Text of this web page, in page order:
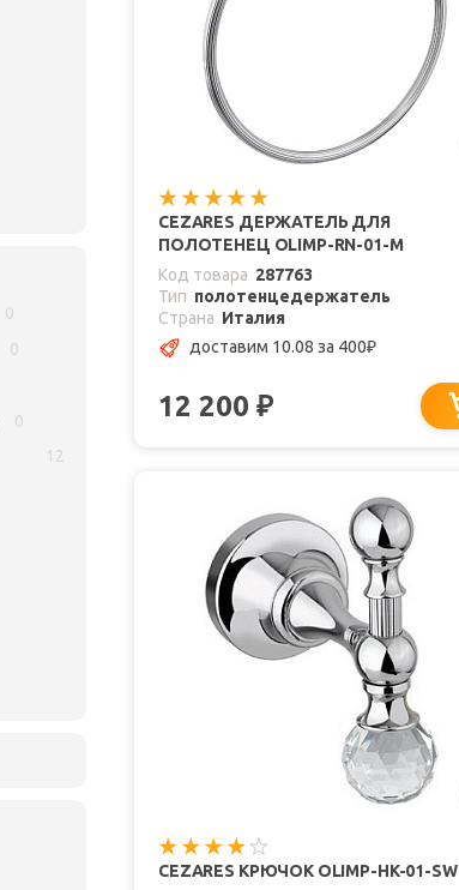
0
0
0
12
CEZARES ДЕРЖАТЕЛЬ ДЛЯ
ПОЛОТЕНЕЦ OLIMP-RN-01-M
Код товара 287763
Тип полотенцедержатель
Страна Италия
доставим 10.08 за 400₽
12 200 ₽
CEZARES КРЮЧОК OLIMP-HK-01-SW